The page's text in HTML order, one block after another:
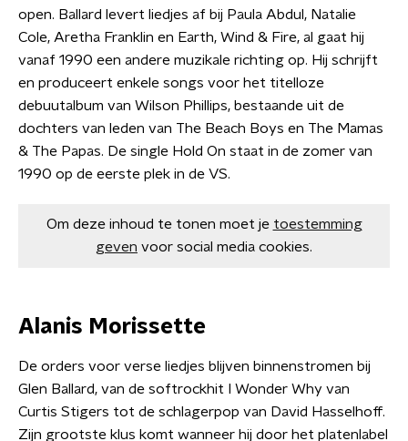
open. Ballard levert liedjes af bij Paula Abdul, Natalie
Cole, Aretha Franklin en Earth, Wind & Fire, al gaat hij
vanaf 1990 een andere muzikale richting op. Hij schrijft
en produceert enkele songs voor het titelloze
debuutalbum van Wilson Phillips, bestaande uit de
dochters van leden van The Beach Boys en The Mamas
& The Papas. De single Hold On staat in de zomer van
1990 op de eerste plek in de VS.
Om deze inhoud te tonen moet je toestemming
geven voor social media cookies.
Alanis Morissette
De orders voor verse liedjes blijven binnenstromen bij
Glen Ballard, van de softrockhit I Wonder Why van
Curtis Stigers tot de schlagerpop van David Hasselhoff.
Zijn grootste klus komt wanneer hij door het platenlabel